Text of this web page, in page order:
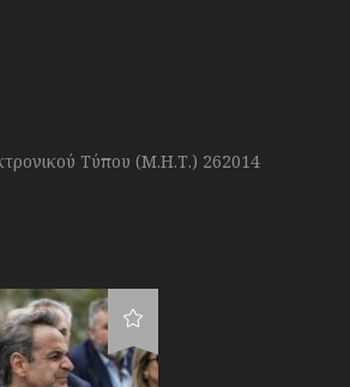
Τύπου (Μ.Η.Τ.) 262014